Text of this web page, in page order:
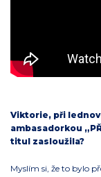
Viktorie, při
ambasadorkou
titul zasloužila?
Myslím si, že to bylo